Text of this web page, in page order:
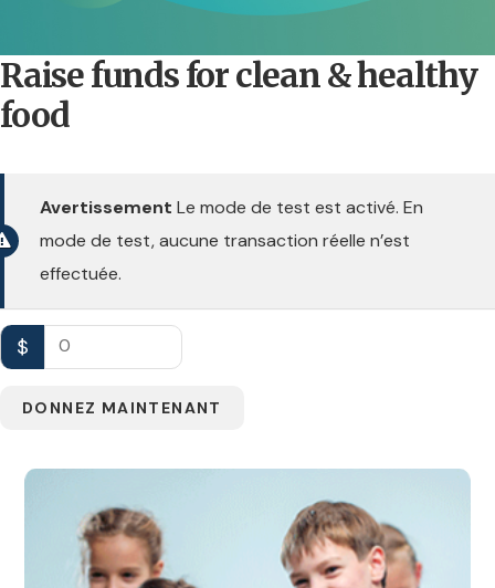
Raise funds for clean & healthy
food
Avertissement Le mode de test est activé. En
mode de test, aucune transaction réelle n’est
effectuée.
$ 0
DONNEZ MAINTENANT